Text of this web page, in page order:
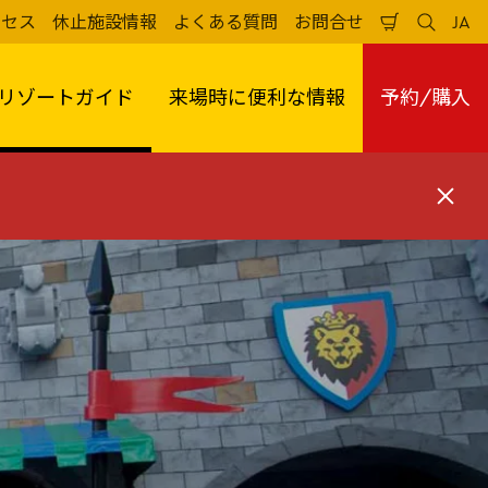
ス 休止施設情報 よくある質問 お問合せ
い
か
ご
検
索
る
JA
日
本
ゾートガイド 来場時に便利な情報 予約/購入
閉
る